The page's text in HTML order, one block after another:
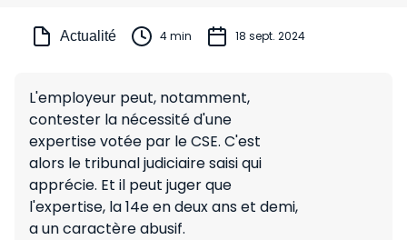
Actualité 4 min 18 sept. 2024
L'employeur peut, notamment,
contester la nécessité d'une
expertise votée par le CSE. C'est
alors le tribunal judiciaire saisi qui
apprécie. Et il peut juger que
l'expertise, la 14e en deux ans et demi,
a un caractère abusif.